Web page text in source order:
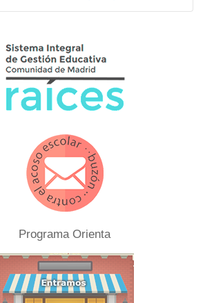
Programa Orienta